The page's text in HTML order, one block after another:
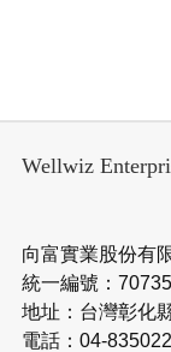
Wellwiz
向富實業股份有
統一編號：
地址：台灣彰化
電話：04-